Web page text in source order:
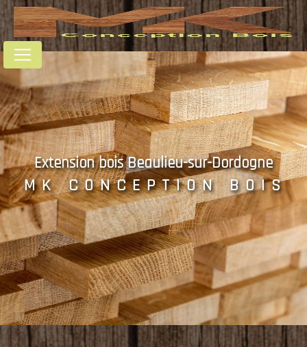
Extension bois Beaulieu-sur-Dordogne
MK CONCEPTION BOIS
Panneau de gestion des cookies